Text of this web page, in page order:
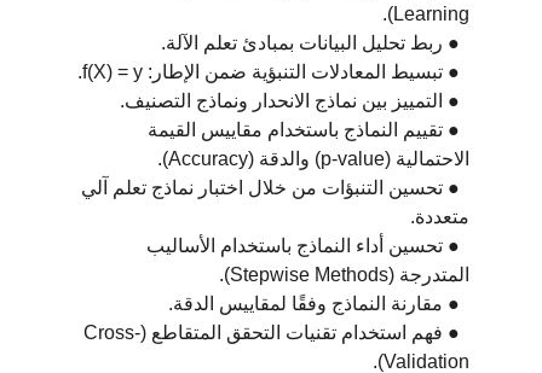
Learning).
  ● تقييم النماذج باستخدام مقاييس القيمة
الاحتمالية (p-value) والدقة (Accuracy).
  ● تحسين التنبؤات من خلال اختبار نماذج تعلم آلي
متعددة.
  ● تحسين أداء النماذج باستخدام الأساليب
المتدرجة (Stepwise Methods).
  ● فهم استخدام تقنيات التحقق المتقاطع (Cross-
Validation).